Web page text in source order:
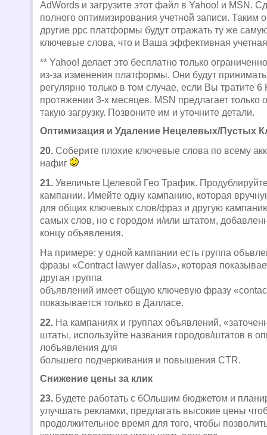
AdWords и загрузите этот файл в Yahoo! и MSN.
полного оптимизирования учетной записи. Таким
другие ppc платформы будут отражать ту же
ключевые слова, что и Ваша эффективная
** Yahoo! делает это бесплатно только
из-за изменения платформы. Они будут принимать
регулярно только в том случае, если Вы тратите
протяжении 3-х месяцев. MSN предлагает только
такую загрузку. Позвоните им и уточните детали.
Оптимизация и Удаление Нецелевых/Пустых
20. Соберите плохие ключевые слова по всему
нафиг
21. Увеличьте Целевой Гео Трафик.
кампании. Имейте одну кампанию, которая
для общих ключевых слов/фраз и другую
самых слов, но с городом и/или штатом,
концу объявления.
На примере: у одной кампании есть группа
фразы «Contract lawyer dallas», которая
другая группа
объявлений имеет общую ключевую фразу
показывается только в Далласе.
22. На кампаниях и группах объявлений,
штаты, используйте названия городов/штатов в
лобъявления для
большего подчеркивания и повышения CTR.
Снижение цены за клик
23. Будете работать с бОльшим бюджетом и
улучшать рекламки, предлагать высокие цены
продолжительное время для того, чтобы